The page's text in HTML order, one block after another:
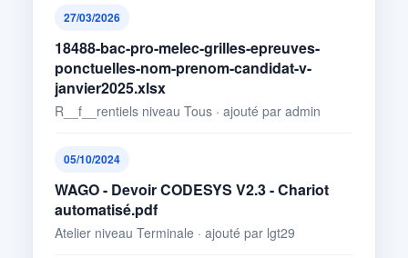
27/03/2026
18488-bac-pro-melec-grilles-epreuves-
ponctuelles-nom-prenom-candidat-v-
janvier2025.xlsx
R__f__rentiels niveau Tous · ajouté par admin
05/10/2024
WAGO - Devoir CODESYS V2.3 - Chariot
automatisé.pdf
Atelier niveau Terminale · ajouté par lgt29